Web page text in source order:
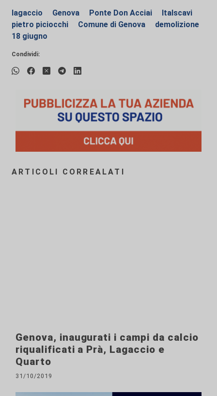
lagaccio Genova Ponte Don Acciai
Italscavi
pietro piciocchi
Comune di Genova
demolizione
18 giugno
Condividi:
ARTICOLI CORREALATI
Genova, inaugurati i campi da calcio
riqualificati a Prà, Lagaccio e
Quarto
31/10/2019